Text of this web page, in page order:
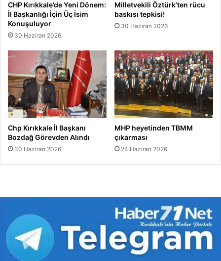
CHP Kırıkkale’de Yeni Dönem:
İl Başkanlığı İçin Üç İsim
Konuşuluyor
30 Haziran 2026
Milletvekili Öztürk’ten rücu
baskısı tepkisi!
30 Haziran 2026
Chp Kırıkkale İl Başkanı
Bozdağ Görevden Alındı
30 Haziran 2026
MHP heyetinden TBMM
çıkarması
24 Haziran 2026